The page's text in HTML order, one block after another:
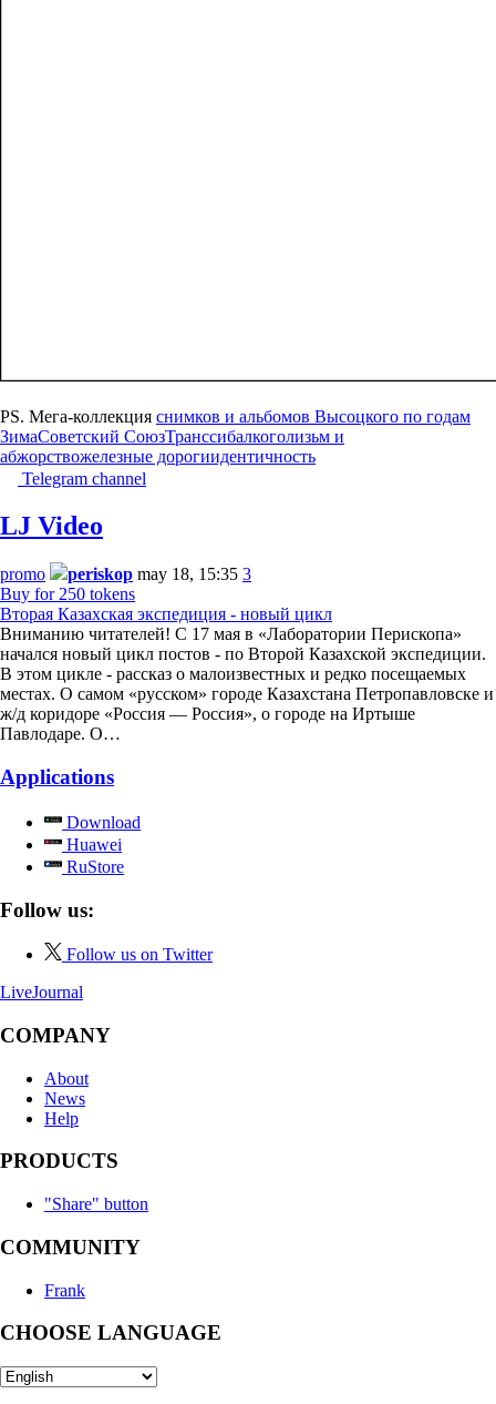
PS. Мега-коллекция снимков и альбомов Высоцкого по годам
ЗимаСоветский СоюзТранссибалкоголизьм и
абжорствожелезные дорогиидентичность
Telegram channel
LJ Video
promo periskop may 18, 15:35 3
Buy for 250 tokens
Вторая Казахская экспедиция - новый цикл
Вниманию читателей! С 17 мая в «Лаборатории Перископа»
начался новый цикл постов - по Второй Казахской экспедиции.
В этом цикле - рассказ о малоизвестных и редко посещаемых
местах. О самом «русском» городе Казахстана Петропавловске и
ж/д коридоре «Россия — Россия», о городе на Иртыше
Павлодаре. О…
Applications
Download
Huawei
RuStore
Follow us:
Follow us on Twitter
LiveJournal
COMPANY
About
News
Help
PRODUCTS
"Share" button
COMMUNITY
Frank
CHOOSE LANGUAGE